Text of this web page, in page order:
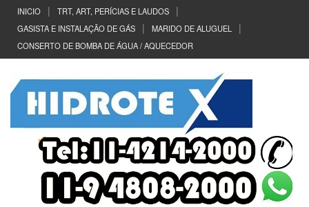
Conteúdo
Pular
menu
principal
INICIO
TRT, ART, PERÍCIAS E LAUDOS
GASISTA E INSTALAÇÃO DE GÁS
MARIDO DE ALUGUEL
CONSERTO DE BOMBA DE ÁGUA / AQUECEDOR